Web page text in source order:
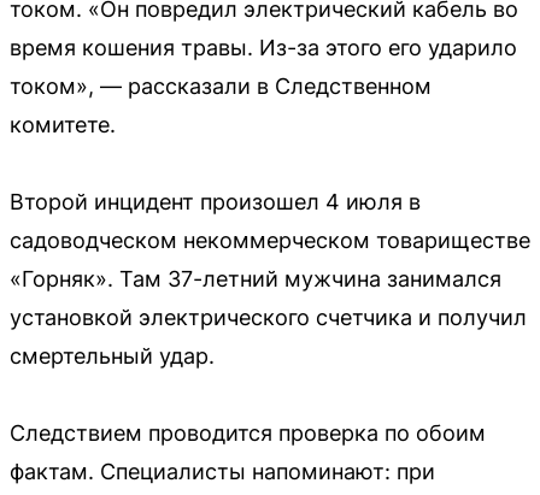
током. «Он повредил электрический кабель во
время кошения травы. Из-за этого его ударило
током», — рассказали в Следственном
комитете.
Второй инцидент произошел 4 июля в
садоводческом некоммерческом товариществе
«Горняк». Там 37-летний мужчина занимался
установкой электрического счетчика и получил
смертельный удар.
Следствием проводится проверка по обоим
фактам. Специалисты напоминают: при